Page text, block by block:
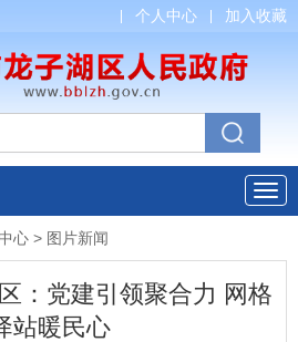
个人中心 加入收藏
心 > 图片新闻
：党建引领聚合力 网格
站暖民心